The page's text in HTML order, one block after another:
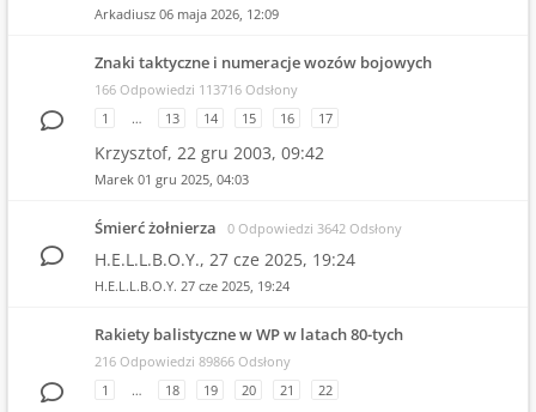
Arkadiusz 06 maja 2026, 12:09
Znaki taktyczne i numeracje wozów bojowych
166 Odpowiedzi 113716 Odsłony
1
… 13 14 15 16 17
Krzysztof, 22 gru 2003, 09:42
Marek 01 gru 2025, 04:03
Śmierć żołnierza 0 Odpowiedzi 3642 Odsłony
H.E.L.L.B.O.Y., 27 cze 2025, 19:24
H.E.L.L.B.O.Y. 27 cze 2025, 19:24
Rakiety balistyczne w WP w latach 80-tych
216 Odpowiedzi 89866 Odsłony
1
… 18 19 20 21 22